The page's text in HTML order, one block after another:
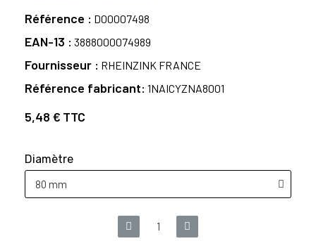
Référence D00007498
EAN-13 3888000074989
Fournisseur RHEINZINK FRANCE
Référence fabricant 1NAICYZNA8001
5,48 € TTC
Diamètre